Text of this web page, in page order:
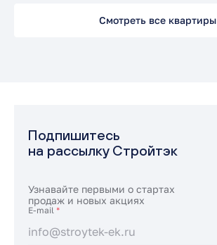
Смотреть все квартиры
Подпишитесь
на рассылку Стройтэк
Узнавайте первыми о стартах
продаж и новых акциях
E-mail *